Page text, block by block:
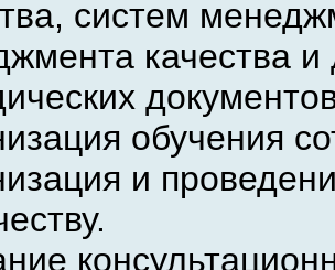
систем
качества
обучения
и